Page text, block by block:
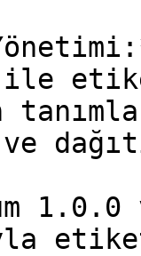
ile